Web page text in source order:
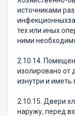
источниками
тех или иных
ними
2.10.14.
изолировано от
изнутри и
2.10.15. Двери
наружу, перед